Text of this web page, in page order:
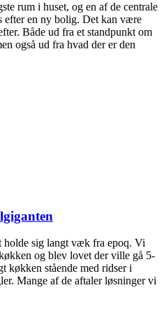
rum i huset, og en af de centrale
efter en ny bolig. Det kan være
Både ud fra et standpunkt om
også ud fra hvad der er den
sig langt væk fra epoq. Vi
og blev lovet der ville gå 5-
køkken stående med ridser i
Mange af de aftaler løsninger vi